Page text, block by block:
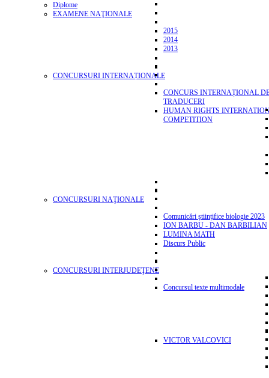
Diplome
EXAMENE NAŢIONALE
2015
2014
2013
CONCURSURI INTERNAȚIONALE
CONCURS INTERNAȚIONAL
TRADUCERI
HUMAN RIGHTS
COMPETITION
CONCURSURI NAŢIONALE
Comunicări științifice biologie 2023
ION BARBU - DAN BARBILIAN
LUMINA MATH
Discurs Public
CONCURSURI INTERJUDEŢENE
Concursul texte multimodale
VICTOR VALCOVICI